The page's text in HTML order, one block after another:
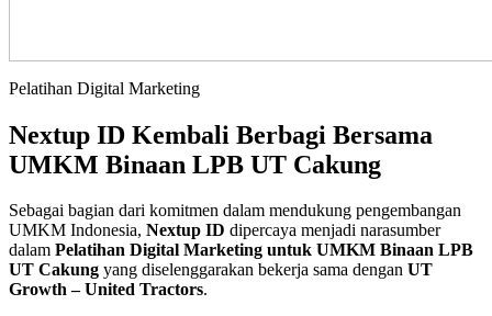
Pelatihan Digital Marketing
Nextup ID Kembali Berbagi Bersama
UMKM Binaan LPB UT Cakung
Sebagai bagian dari komitmen dalam mendukung pengembangan
UMKM Indonesia, Nextup ID dipercaya menjadi narasumber
dalam Pelatihan Digital Marketing untuk UMKM Binaan LPB
UT Cakung yang diselenggarakan bekerja sama dengan UT
Growth – United Tractors.